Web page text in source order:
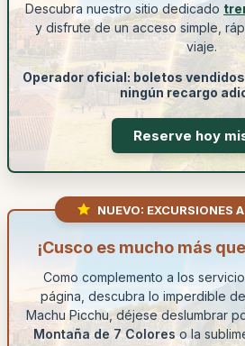
Descubra nuestro sitio dedicado
y disfrute de un acceso simple,
viaje.
Operador oficial: boletos
ningún recargo
Reserve hoy
NUEVO: EXCURSIONES
¡Cusco es mucho más
Como complemento a los
página, descubra lo imperdible
Machu Picchu, déjese deslumbrar
Montaña de 7 Coloreso la